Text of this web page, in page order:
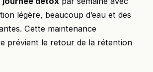
légère, beaucoup d’eau et des
Cette maintenance
prévient le retour de la rétention